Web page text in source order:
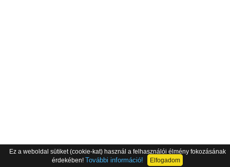
Ez a weboldal sütiket (cookie-kat) használ a felhasználói élmény fokozásának
érdekében! További információ! Elfogadom